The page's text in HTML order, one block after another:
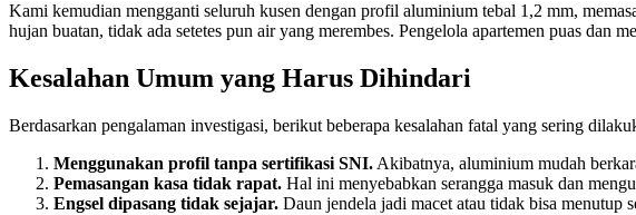
Kami kemudian mengganti seluruh kusen dengan profil aluminium tebal 1,2 mm,
hujan buatan, tidak ada setetes pun air yang merembes. Pengelola apartemen puas dan
Kesalahan Umum yang Harus Dihindari
Berdasarkan pengalaman investigasi, berikut beberapa kesalahan fatal yang sering
Menggunakan profil tanpa sertifikasi SNI. Akibatnya, aluminium mudah
Pemasangan kasa tidak rapat. Hal ini menyebabkan serangga masuk dan
Engsel dipasang tidak sejajar. Daun jendela jadi macet atau tidak bisa menutup